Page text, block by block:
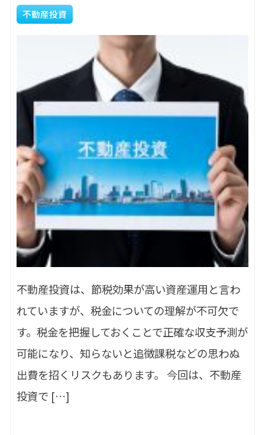
不動産投資
不動産投資は、節税効果が高い資産運用と言わ
れていますが、税金についての理解が不可欠で
す。税金を把握しておくことで正確な収支予測が
可能になり、知らないと追徴課税などの思わぬ
出費を招くリスクもあります。 今回は、不動産
投資で […]